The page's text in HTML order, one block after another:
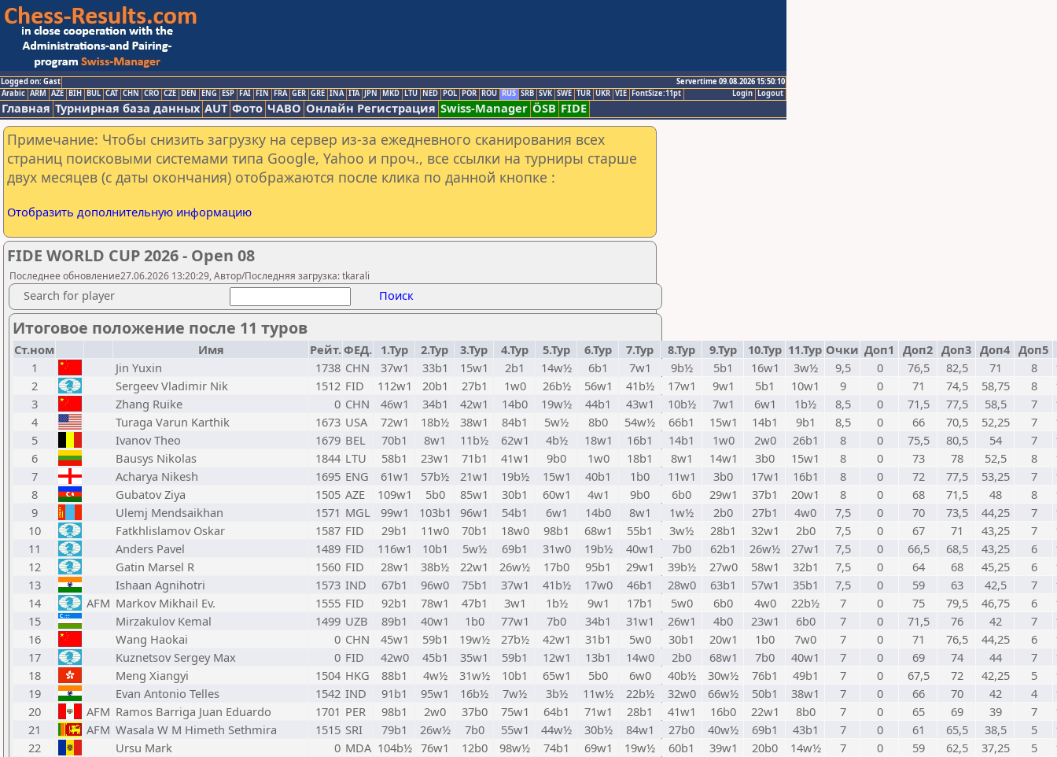
Logged on: Gast
Servertime 09.08.2026 15:50:10
Logout
Login
Arabic ARM AZE BIH BUL CAT CHN CRO CZE DEN ENG ESP FAI FIN FRA GER GRE INA ITA JPN MKD LTU NED POL POR ROU RUS SRB SVK SWE TUR UKR VIE FontSize:11pt
Главная Турнирная база данных AUT Фото ЧАВО Онлайн Регистрация Swiss-Manager ÖSB FIDE
Примечание: Чтобы снизить загрузку на сервер из-за ежедневного сканирования всех
страниц поисковыми системами типа Google, Yahoo и проч., все ссылки на турниры старше
двух месяцев (с даты окончания) отображаются после клика по данной кнопке :
Отобразить дополнительную информацию
FIDE WORLD CUP 2026 - Open 08
Последнее обновление27.06.2026 13:20:29, Автор/Последняя загрузка: tkarali
Search for player Поиск
Итоговое положение после 11 туров
Ст.ном Имя Рейт.ФЕД. 1.Тур 2.Тур 3.Тур 4.Тур 5.Тур 6.Тур 7.Тур 8.Тур 9.Тур 10.Тур 11.Тур Очки Доп1 Доп2 Доп3 Доп4 Доп5
1
Jin Yuxin 1738 CHN 37w1 33b1 15w1 2b1 14w½ 6b1 7w1 9b½ 5b1 16w1 3w½ 9,5 0 76,5 82,5 71 8
2
Sergeev Vladimir Nik 1512 FID 112w1 20b1 27b1 1w0 26b½ 56w1 41b½ 17w1 9w1 5b1 10w1 9 0 71 74,5 58,75 8
3
Zhang Ruike 0 CHN 46w1 34b1 42w1 14b0 19w½ 44b1 43w1 10b½ 7w1 6w1 1b½ 8,5 0 71,5 77,5 58,5 7
4
Turaga Varun Karthik 1673 USA 72w1 18b½ 38w1 84b1 5w½ 8b0 54w½ 66b1 15w1 14b1 9b1 8,5 0 66 70,5 52,25 7
5
Ivanov Theo 1679 BEL 70b1 8w1 11b½ 62w1 4b½ 18w1 16b1 14b1 1w0 2w0 26b1 8 0 75,5 80,5 54 7
6
Bausys Nikolas 1844 LTU 58b1 23w1 71b1 41w1 9b0 1w0 18b1 8w1 14w1 3b0 15w1 8 0 73 78 52,5 8
7
Acharya Nikesh 1695 ENG 61w1 57b½ 21w1 19b½ 15w1 40b1 1b0 11w1 3b0 17w1 16b1 8 0 72 77,5 53,25 7
8
Gubatov Ziya 1505 AZE 109w1 5b0 85w1 30b1 60w1 4w1 9b0 6b0 29w1 37b1 20w1 8 0 68 71,5 48 8
9
Ulemj Mendsaikhan 1571 MGL 99w1 103b1 96w1 54b1 6w1 14b0 8w1 1w½ 2b0 27b1 4w0 7,5 0 70 73,5 44,25 7
10
Fatkhlislamov Oskar 1587 FID 29b1 11w0 70b1 18w0 98b1 68w1 55b1 3w½ 28b1 32w1 2b0 7,5 0 67 71 43,25 7
11
Anders Pavel 1489 FID 116w1 10b1 5w½ 69b1 31w0 19b½ 40w1 7b0 62b1 26w½ 27w1 7,5 0 66,5 68,5 43,25 6
12
Gatin Marsel R 1560 FID 28w1 38b½ 22w1 26w½ 17b0 95b1 29w1 39b½ 27w0 58w1 32b1 7,5 0 64 68 45,25 6
13
Ishaan Agnihotri 1573 IND 67b1 96w0 75b1 37w1 41b½ 17w0 46b1 28w0 63b1 57w1 35b1 7,5 0 59 63 42,5 7
14
AFM Markov Mikhail Ev. 1555 FID 92b1 78w1 47b1 3w1 1b½ 9w1 17b1 5w0 6b0 4w0 22b½ 7 0 75 79,5 46,75 6
15
Mirzakulov Kemal 1499 UZB 89b1 40w1 1b0 77w1 7b0 34b1 31w1 26w1 4b0 23w1 6b0 7 0 71,5 76 42 7
16
Wang Haokai 0 CHN 45w1 59b1 19w½ 27b½ 42w1 31b1 5w0 30b1 20w1 1b0 7w0 7 0 71 76,5 44,25 6
17
Kuznetsov Sergey Max 0 FID 42w0 45b1 35w1 59b1 12w1 13b1 14w0 2b0 68w1 7b0 40w1 7 0 69 74 44 7
18
Meng Xiangyi 1504 HKG 88b1 4w½ 31w½ 10b1 65w1 5b0 6w0 40b½ 30w½ 76b1 49b1 7 0 67,5 72 42,25 5
19
Evan Antonio Telles 1542 IND 91b1 95w1 16b½ 7w½ 3b½ 11w½ 22b½ 32w0 66w½ 50b1 38w1 7 0 66 70 42 4
20
AFM Ramos Barriga Juan Eduardo 1701 PER 98b1 2w0 37b0 75w1 64b1 71w1 28b1 41w1 16b0 22w1 8b0 7 0 65 69 39 7
21
AFM Wasala W M Himeth Sethmira 1515 SRI 79b1 26w½ 7b0 55w1 44w½ 30b½ 84w1 27b0 40w½ 69b1 43b1 7 0 61 65,5 38,5 5
22
Ursu Mark 0 MDA 104b½ 76w1 12b0 98w½ 74b1 69w1 19w½ 60b1 39w1 20b0 14w½ 7 0 59 62,5 37,25 5